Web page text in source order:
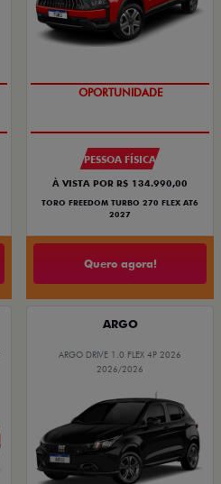
SUPERVALORIZAÇÃO DO USADO
PESSOA FÍSICA
À VISTA POR R$ 134.990,00
TORO FREEDOM TURBO 270 FLEX AT6
2027
Quero agora!
ARGO
ARGO DRIVE 1.0 FLEX 4P 2026
2026/2026